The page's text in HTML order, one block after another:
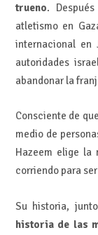
trueno.
atletismo en
internacional en
autoridades
abandonar la
Consciente de
medio de
Hazeem elige la
corriendo para
Su historia,
historia de las